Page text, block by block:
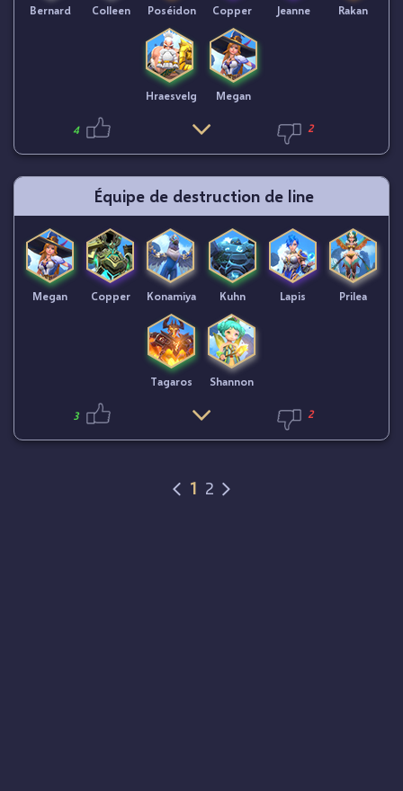
4 2
Bernard Colleen Poséidon Copper Jeanne Rakan
Hraesvelg Megan
Équipe de destruction de line
3 2
Megan Copper Konamiya Kuhn Lapis Prilea
Tagaros Shannon
1 2